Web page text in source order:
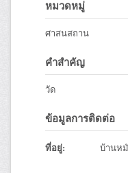
หมวดหมู่
ศาสนสถาน
คำสำคัญ
วัด
ข้อมูลการติดต่อ
ที่อยู่: บ้านห